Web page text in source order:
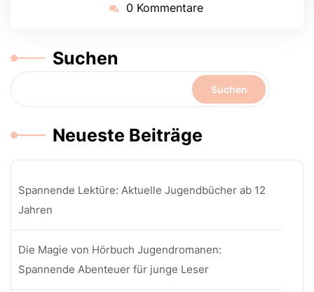
0 Kommentare
Suchen
Suchen
Neueste Beiträge
Spannende Lektüre: Aktuelle Jugendbücher ab 12
Jahren
Die Magie von Hörbuch Jugendromanen:
Spannende Abenteuer für junge Leser